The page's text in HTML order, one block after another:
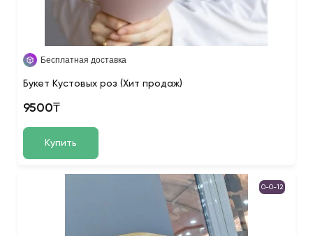
Бесплатная доставка
Букет Кустовых роз (Хит продаж)
9500₸
Купить
0-0-12